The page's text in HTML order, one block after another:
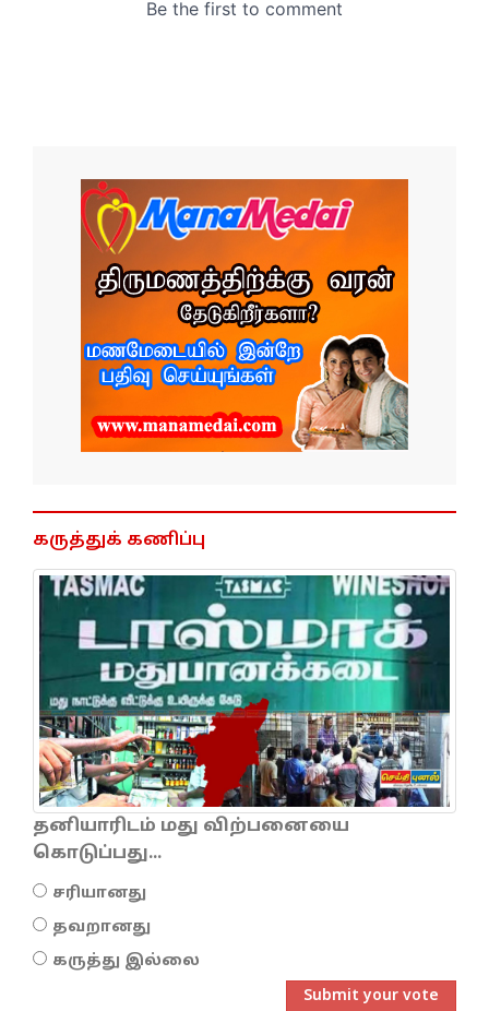
கருத்துக் கணிப்பு
தனியாரிடம் மது விற்பனையை
கொடுப்பது...
சரியானது
தவறானது
கருத்து இல்லை
Submit your vote